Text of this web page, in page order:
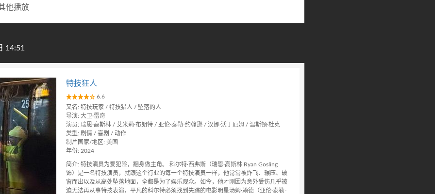
他播放
14:51
特技狂人
6.6
又名: 特技玩家 / 特技猎人 / 坠落的人
导演: 大卫·雷奇
演员: 瑞恩·高斯林 / 艾米莉·布朗特 / 亚伦·泰勒-约翰逊 / 汉娜·沃丁厄姆 / 温斯顿·杜克
类型: 剧情 / 喜剧 / 动作
制片国家/地区: 美国
年份: 2024
简介: 特技演员为爱犯险，翻身做主角。 科尔特·西弗斯（瑞恩·高斯林 Ryan Gosling
饰）是一名特技演员，就跟这个行业的每一个特技演员一样，他常常被炸飞、辗压、破
窗而出以及从高处坠落地面，全都是为了娱乐观众。如今，他才刚因为意外受伤几乎被
迫无法再从事特技表演，平凡的科尔特必须找到失踪的电影明星汤姆·赖德（亚伦·泰勒-